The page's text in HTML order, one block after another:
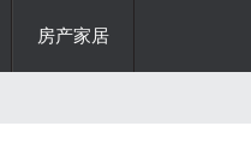
房产家居